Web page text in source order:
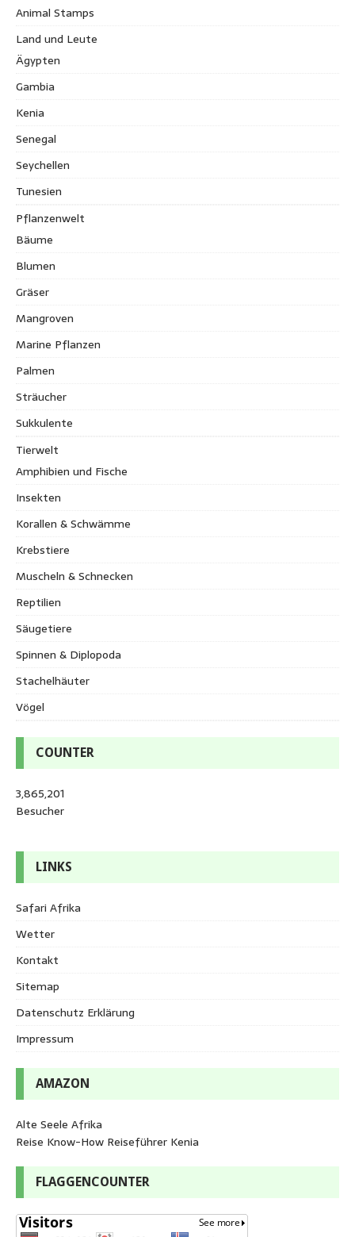
Animal Stamps
Land und Leute
Ägypten
Gambia
Kenia
Senegal
Seychellen
Tunesien
Pflanzenwelt
Bäume
Blumen
Gräser
Mangroven
Marine Pflanzen
Palmen
Sträucher
Sukkulente
Tierwelt
Amphibien und Fische
Insekten
Korallen & Schwämme
Krebstiere
Muscheln & Schnecken
Reptilien
Säugetiere
Spinnen & Diplopoda
Stachelhäuter
Vögel
COUNTER
3,865,201
Besucher
LINKS
Safari Afrika
Wetter
Kontakt
Sitemap
Datenschutz Erklärung
Impressum
AMAZON
Alte Seele Afrika
Reise Know-How Reiseführer Kenia
FLAGGENCOUNTER